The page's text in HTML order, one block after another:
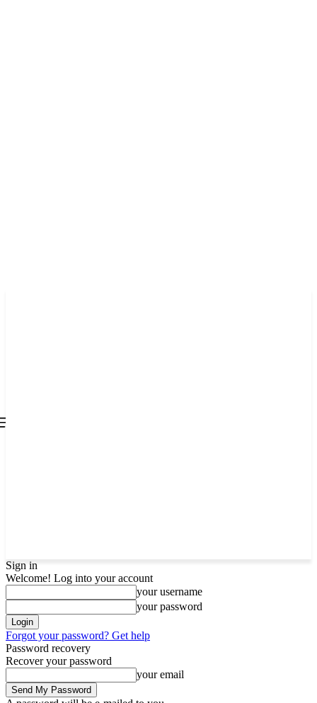
Sign in
Welcome! Log into your account
your username
your password
Forgot your password? Get help
Password recovery
Recover your password
your email